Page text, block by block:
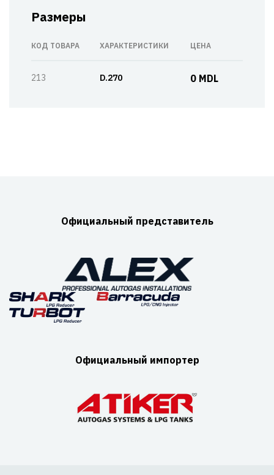
Размеры
КОД ТОВАРА ХАРАКТЕРИСТИКИ ЦЕНА
213 D.270 0 MDL
Официальный представитель
Официальный импортер